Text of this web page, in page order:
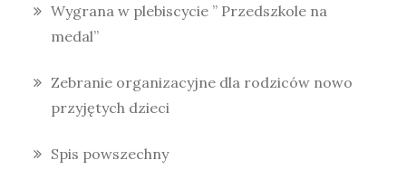
Wygrana w plebiscycie ” Przedszkole na
medal”
Zebranie organizacyjne dla rodziców nowo
przyjętych dzieci
Spis powszechny